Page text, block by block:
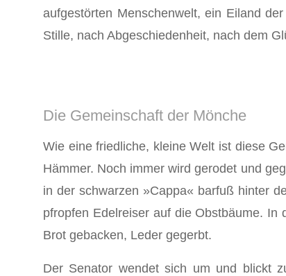
aufgestörten Menschenwelt, ein Eiland
Stille, nach Abgeschiedenheit, nach dem
Die Gemeinschaft der Mönche
Wie eine friedliche, kleine Welt ist diese
Hämmer. Noch immer wird gerodet und
in der schwar­zen »Cappa« barfuß hinter
pfropfen Edelreiser auf die Obstbäume.
Brot gebacken, Leder ge­gerbt.
Der Senator wendet sich um und blickt